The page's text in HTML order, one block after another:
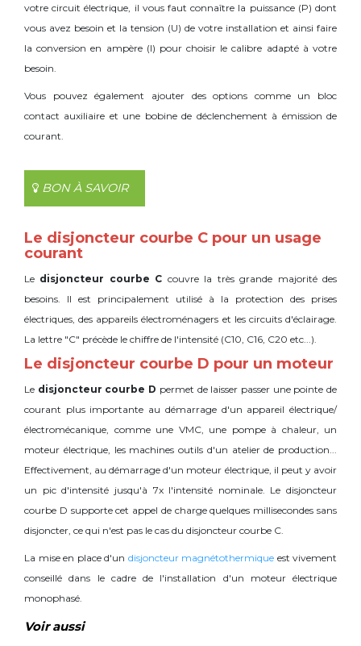
votre circuit électrique, il vous faut connaître la puissance (P) dont
vous avez besoin et la tension (U) de votre installation et ainsi faire
la conversion en ampère (I) pour choisir le calibre adapté à votre
besoin.
Vous pouvez également ajouter des options comme un bloc
contact auxiliaire et une bobine de déclenchement à émission de
courant.
BON À SAVOIR
Le disjoncteur courbe C pour un usage
courant
Le disjoncteur courbe C couvre la très grande majorité des
besoins. Il est principalement utilisé à la protection des prises
électriques, des appareils électroménagers et les circuits d'éclairage.
La lettre "C" précède le chiffre de l'intensité (C10, C16, C20 etc...).
Le disjoncteur courbe D pour un moteur
Le disjoncteur courbe D permet de laisser passer une pointe de
courant plus importante au démarrage d'un appareil électrique/
électromécanique, comme une VMC, une pompe à chaleur, un
moteur électrique, les machines outils d'un atelier de production...
Effectivement, au démarrage d'un moteur électrique, il peut y avoir
un pic d'intensité jusqu'à 7x l'intensité nominale. Le disjoncteur
courbe D supporte cet appel de charge quelques millisecondes sans
disjoncter, ce qui n'est pas le cas du disjoncteur courbe C.
La mise en place d'un disjoncteur magnétothermique est vivement
conseillé dans le cadre de l'installation d'un moteur électrique
monophasé.
Voir aussi